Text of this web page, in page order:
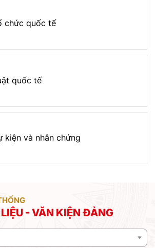
chức quốc tế
quốc tế
kiện và nhân chứng
- VĂN KIỆN ĐẢNG